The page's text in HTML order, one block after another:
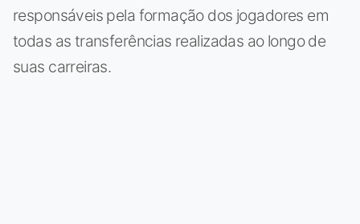
responsáveis pela formação dos jogadores em
todas as transferências realizadas ao longo de
suas carreiras.